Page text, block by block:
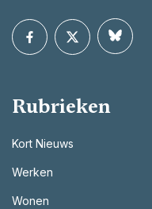
Rubrieken
Kort Nieuws
Werken
Wonen